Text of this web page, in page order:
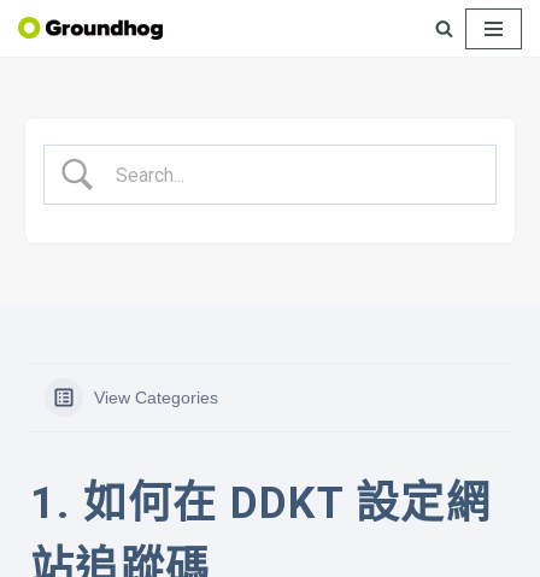
View Categories
1. 如何在 DDKT 設定網